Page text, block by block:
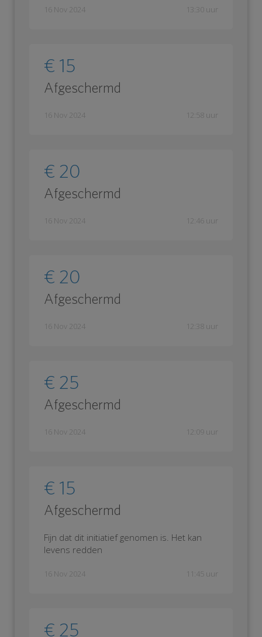
16 Nov 2024 13:30 uur
€ 15
Afgeschermd
16 Nov 2024 12:58 uur
€ 20
Afgeschermd
16 Nov 2024 12:46 uur
€ 20
Afgeschermd
16 Nov 2024 12:38 uur
€ 25
Afgeschermd
16 Nov 2024 12:09 uur
€ 15
Afgeschermd
Fijn dat dit initiatief genomen is. Het kan
levens redden
16 Nov 2024 11:45 uur
€ 25